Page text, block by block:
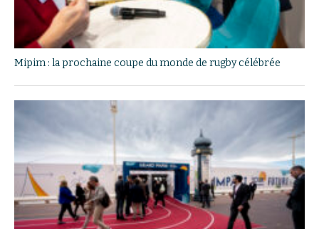
Mipim : la prochaine coupe du monde de rugby célébrée